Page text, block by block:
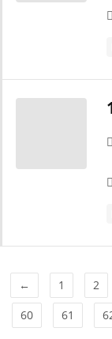
← 1 2
60
61